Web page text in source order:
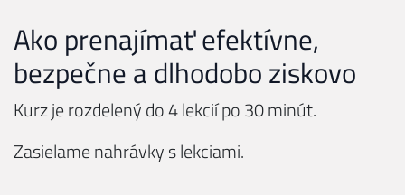
Ako prenajímať efektívne,
bezpečne a dlhodobo ziskovo
Kurz je rozdelený do 4 lekcií po 30 minút.
Zasielame nahrávky s lekciami.